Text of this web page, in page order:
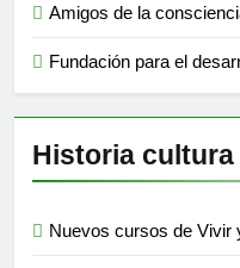
Amigos de la
Fundación para el
Historia
Nuevos cursos de Vivir